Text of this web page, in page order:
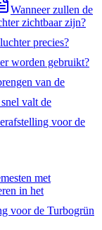
Wanneer zullen de
zichtbaar zijn?
precies?
worden gebruikt?
van de
valt de
voor de
met
in het
voor de Turbogrün